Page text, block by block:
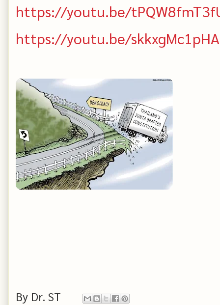
https://youtu.be/
https://youtu.be/skkxgMc1pHA
By Dr. ST